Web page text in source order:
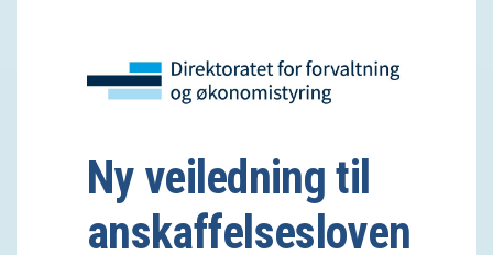
Ny veiledning til
anskaffelsesloven